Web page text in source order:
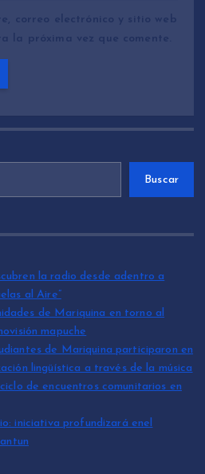
correo electrónico y sitio web
la próxima vez que comente.
Buscar
la radio desde adentro a
al Aire”
de Mariquina en torno al
mapuche
de Mariquina participaron en
lingüística a través de la música
de encuentros comunitarios en
iniciativa profundizará enel